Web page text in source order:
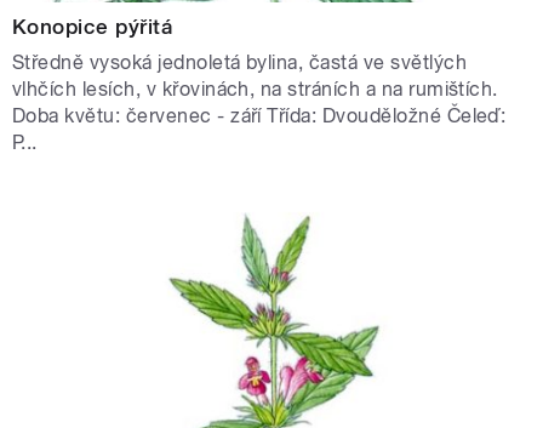
Konopice pýřitá
Středně vysoká jednoletá bylina, častá ve světlých
vlhčích lesích, v křovinách, na stráních a na rumištích.
Doba květu: červenec - září Třída: Dvouděložné Čeleď:
P...